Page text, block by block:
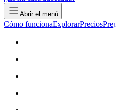
Abrir el menú
Cómo funcionaExplorarPrecios